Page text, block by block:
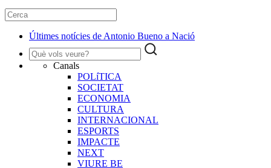
Últimes notícies de Antonio Bueno a Nació
Canals
POLíTICA
SOCIETAT
ECONOMIA
CULTURA
INTERNACIONAL
ESPORTS
IMPACTE
NEXT
VIURE BE